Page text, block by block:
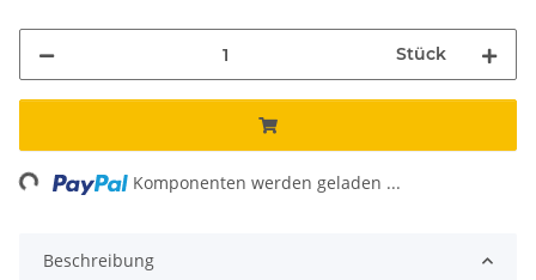
Stück
Komponenten werden geladen ...
Beschreibung